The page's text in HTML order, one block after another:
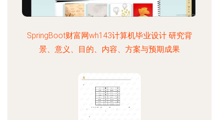
SpringBoot财富网wh143计算机毕业设计 研究背
景、意义、目的、内容、方案与预期成果